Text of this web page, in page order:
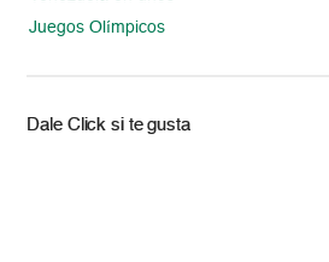
Juegos Olímpicos
Dale Click si te gusta